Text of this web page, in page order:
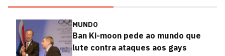
MUNDO
Ban Ki-moon pede ao mundo que
lute contra ataques aos gays